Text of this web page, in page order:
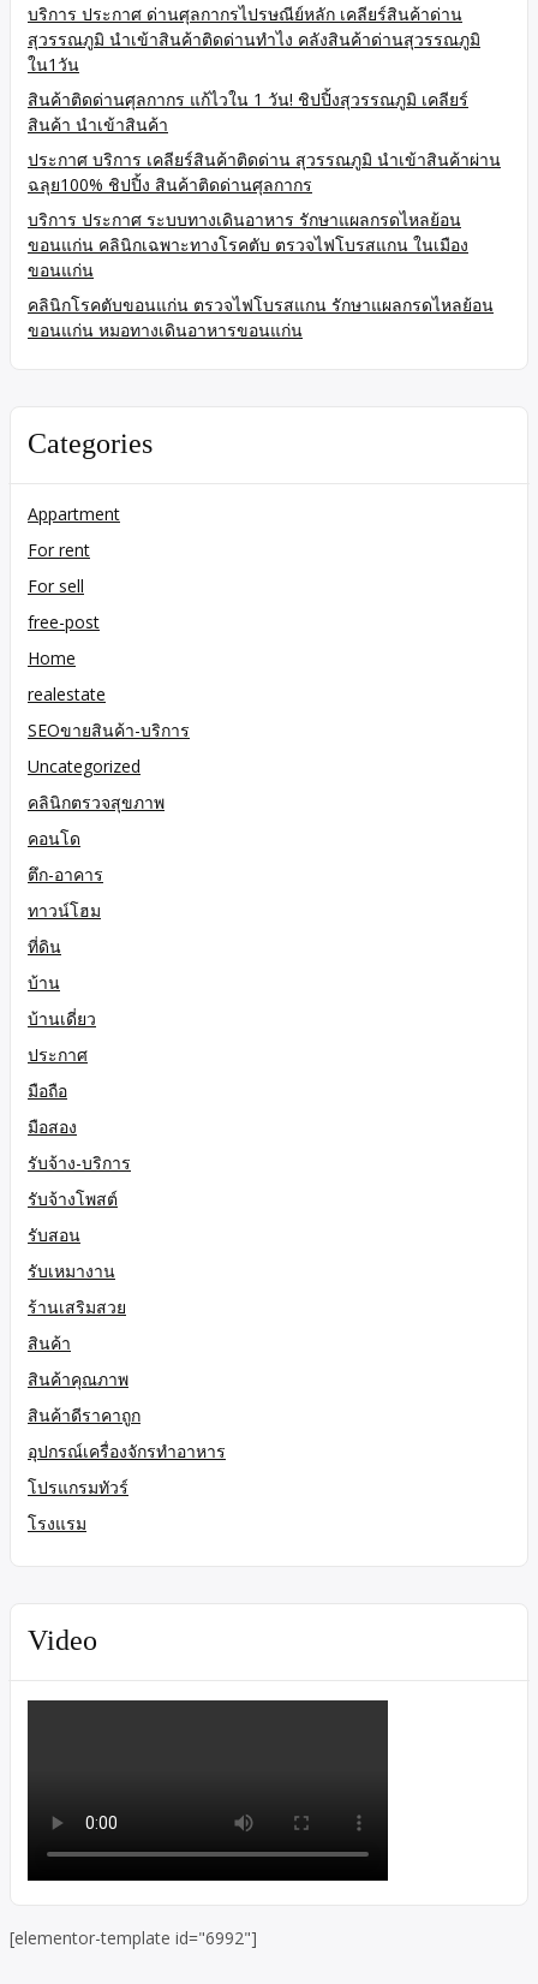
บริการ ประกาศ ด่านศุลกากรไปรษณีย์หลัก เคลียร์สินค้าด่าน
สุวรรณภูมิ นำเข้าสินค้าติดด่านทำไง คลังสินค้าด่านสุวรรณภูมิ
ใน1วัน
สินค้าติดด่านศุลกากร แก้ไวใน 1 วัน! ชิปปิ้งสุวรรณภูมิ เคลียร์
สินค้า นำเข้าสินค้า
ประกาศ บริการ เคลียร์สินค้าติดด่าน สุวรรณภูมิ นำเข้าสินค้าผ่าน
ฉลุย100% ชิปปิ้ง สินค้าติดด่านศุลกากร
บริการ ประกาศ ระบบทางเดินอาหาร รักษาแผลกรดไหลย้อน
ขอนแก่น คลินิกเฉพาะทางโรคตับ ตรวจไฟโบรสแกน ในเมือง
ขอนแก่น
คลินิกโรคตับขอนแก่น ตรวจไฟโบรสแกน รักษาแผลกรดไหลย้อน
ขอนแก่น หมอทางเดินอาหารขอนแก่น
Categories
Appartment
For rent
For sell
free-post
Home
realestate
SEOขายสินค้า-บริการ
Uncategorized
คลินิกตรวจสุขภาพ
คอนโด
ตึก-อาคาร
ทาวน์โฮม
ที่ดิน
บ้าน
บ้านเดี่ยว
ประกาศ
มือถือ
มือสอง
รับจ้าง-บริการ
รับจ้างโพสต์
รับสอน
รับเหมางาน
ร้านเสริมสวย
สินค้า
สินค้าคุณภาพ
สินค้าดีราคาถูก
อุปกรณ์เครื่องจักรทำอาหาร
โปรแกรมทัวร์
โรงแรม
Video
[elementor-template id="6992"]